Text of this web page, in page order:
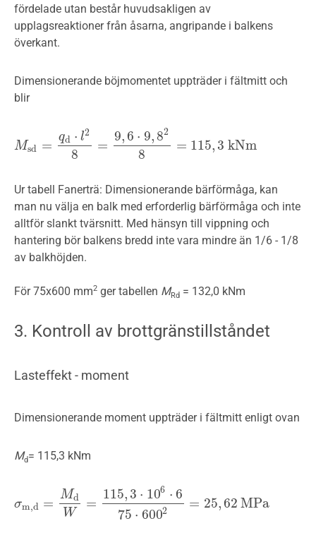
fördelade utan består huvudsakligen av
upplagsreaktioner från åsarna, angripande i balkens
överkant.
Dimensionerande böjmomentet uppträder i fältmitt och
blir
Msd =
qd ⋅ l2
8
=
9,6 ⋅ 9, 82
8
= 115, 3 kNm
Msd qd ⋅l28=9,6 ⋅9, 28=115,3kNm
Ur tabell Fanerträ: Dimensionerande bärförmåga, kan
man nu välja en balk med erforderlig bärförmåga och inte
alltför slankt tvärsnitt. Med hänsyn till vippning och
hantering bör balkens bredd inte vara mindre än 1/6 - 1/8
av balkhöjden.
För 75x600 mm2 ger tabellen MRd = 132,0 kNm
3. Kontroll av brottgränstillståndet
Lasteffekt - moment
Dimensionerande moment uppträder i fältmitt enligt ovan
Md= 115,3 kNm
σm,d =
Md
W
=
115, 3 ⋅ 106 ⋅ 6
75 ⋅ 6002 = 25,62 MPa
σm,d =M dW=115 3⋅106⋅675⋅6002= 25 62MPa